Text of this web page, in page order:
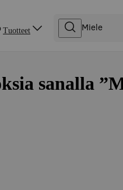
Tuotteet
sanalla